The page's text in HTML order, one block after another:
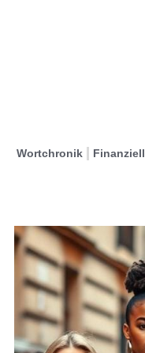
Wortchronik Finanziell